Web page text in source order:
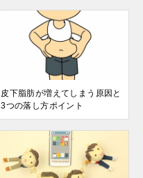
皮下脂肪が増えてしまう原因と
3つの落し方ポイント